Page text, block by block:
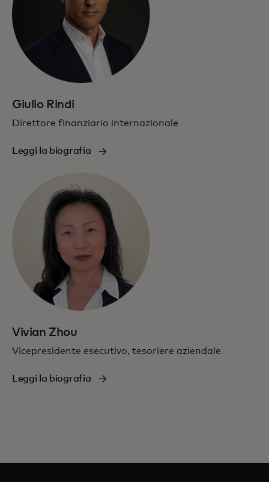
Giulio Rindi
Direttore finanziario internazionale
Leggi la biografia
Vivian Zhou
Vicepresidente esecutivo, tesoriere aziendale
Leggi la biografia